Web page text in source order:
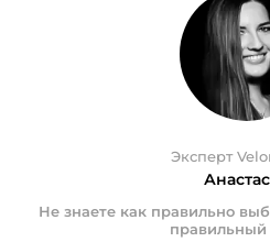
Эксперт
Не знаете как правильно